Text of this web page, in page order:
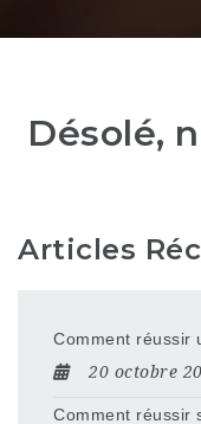
Désolé,
Articles
Comment réussir
20 octobre
Comment réussir